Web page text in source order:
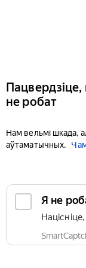
не робат
Нам вельмі шкада,
аўтаматычных.
Я не